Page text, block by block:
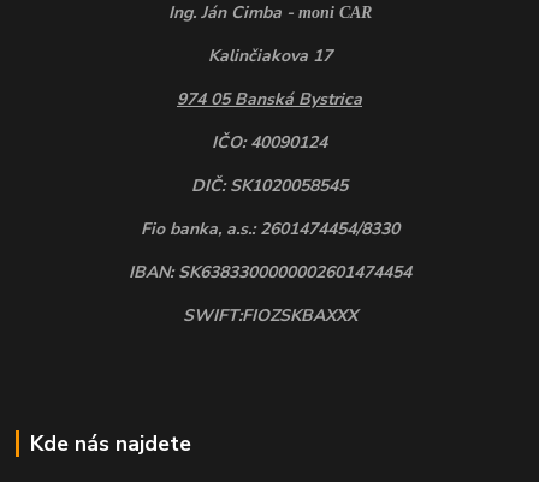
Ing. Ján Cimba - moni CAR
Kalinčiakova 17
974 05 Banská Bystrica
IČO: 40090124
DIČ: SK1020058545
Fio banka, a.s.: 2601474454/8330
IBAN: SK6383300000002601474454
SWIFT:FIOZSKBAXXX
Kde nás najdete